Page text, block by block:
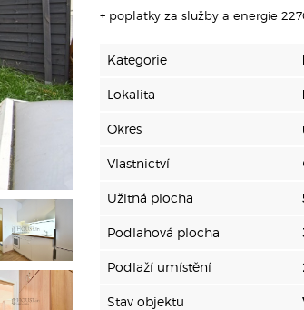
+ poplatky za služby a energie
Kategorie
Lokalita
Okres
Vlastnictví
Užitná plocha
Podlahová plocha
Podlaží umístění
Stav objektu